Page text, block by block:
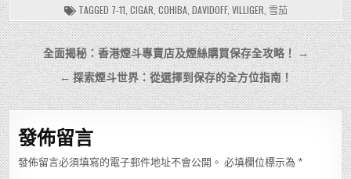
TAGGED 7-11 CIGAR COHIBA, DAVIDOFF, VILLIGER 雪茄
文
章
導
覽
全面揭秘：香港煙斗專賣店及煙絲購買保存全攻略！ →
← 探索煙斗世界：從選擇到保存的全方位指南！
發佈留言
發佈留言必須填寫的電子郵件地址不會公開。 必填欄位標示為 *